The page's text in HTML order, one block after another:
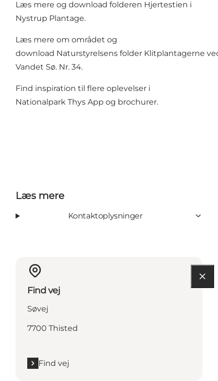
Læs mere og download folderen Hjertestien i
Nystrup Plantage.
Læs mere om området og
download Naturstyrelsens folder Klitplantagerne
Vandet Sø. Nr. 34.
Find inspiration til flere oplevelser i
Nationalpark Thys App og brochurer.
Læs mere
Kontaktoplysninger
Find vej
Søvej
7700 Thisted
Find vej